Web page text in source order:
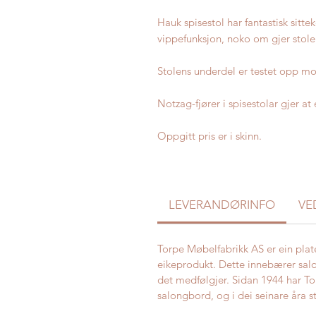
Hauk spisestol har fantastisk
vippefunksjon, noko om gjer
Stolens underdel er testet opp
Notzag-fjører i spisestolar gjer
Oppgitt pris er i skinn.
LEVERANDØRINFO
Torpe Møbelfabrikk AS er ein
eikeprodukt. Dette innebærer
det medfølgjer. Sidan 1944 har
salongbord, og i dei seinare åra